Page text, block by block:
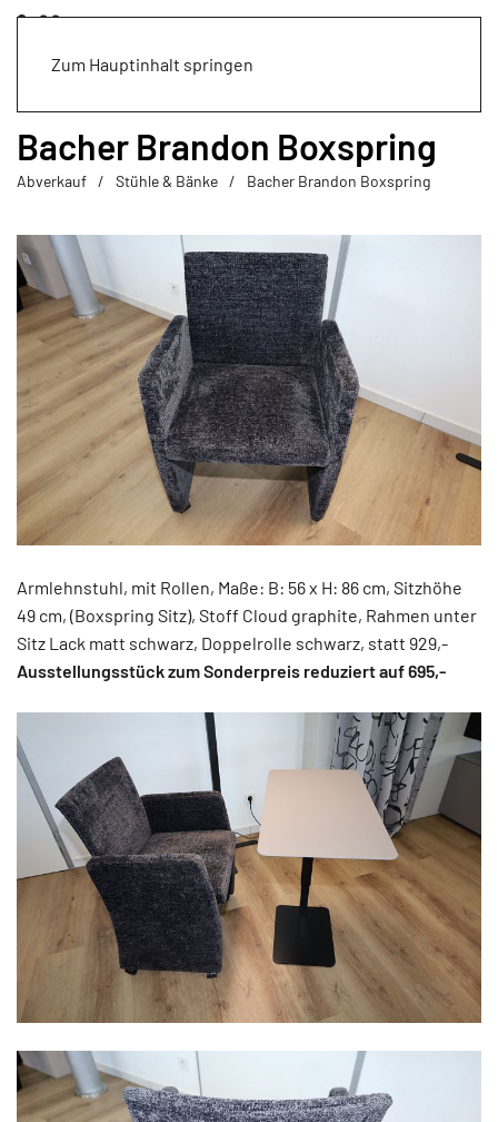
Zum Hauptinhalt springen
Bacher Brandon Boxspring
Abverkauf Stühle & Bänke Bacher Brandon Boxspring
Armlehnstuhl, mit Rollen, Maße: B: 56 x H: 86 cm, Sitzhöhe
49 cm, (Boxspring Sitz), Stoff Cloud graphite, Rahmen unter
Sitz Lack matt schwarz, Doppelrolle schwarz, statt 929,-
Ausstellungsstück zum Sonderpreis reduziert auf 695,-